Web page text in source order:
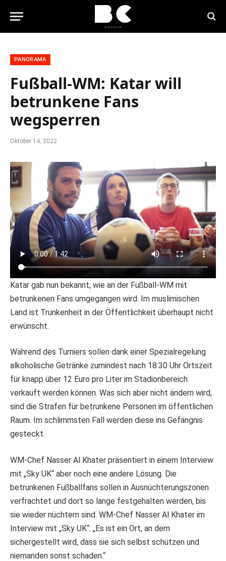
PANORAMA
Fußball-WM: Katar will
betrunkene Fans
wegsperren
Oktober 14, 2022
Katar gab nun bekannt, wie an der Fußball-WM mit
betrunkenen Fans umgegangen wird. Im muslimischen
Land ist Trunkenheit in der Öffentlichkeit überhaupt nicht
erwünscht.
Während des Turniers sollen dank einer Spezialregelung
alkoholische Getränke zumindest nach 18:30 Uhr Ortszeit
für knapp über 12 Euro pro Liter im Stadionbereich
verkauft werden können. Was sich aber nicht ändern wird,
sind die Strafen für betrunkene Personen im öffentlichen
Raum. Im schlimmsten Fall werden diese ins Gefängnis
gesteckt.
WM-Chef Nasser Al Khater präsentiert in einem Interview
mit „Sky UK“ aber noch eine andere Lösung. Die
betrunkenen Fußballfans sollen in Ausnüchterungszonen
verfrachtet und dort so lange festgehalten werden, bis
sie wieder nüchtern sind. WM-Chef Nasser Al Khater im
Interview mit „Sky UK“: „Es ist ein Ort, an dem
sichergestellt wird, dass sie sich selbst schützen und
niemanden sonst schaden.“